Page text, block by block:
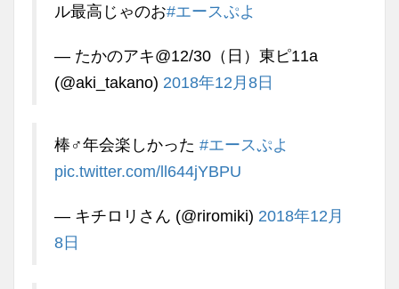
ル最高じゃのお#エースぷよ
— たかのアキ@12/30（日）東ピ11a
(@aki_takano) 2018年12月8日
棒♂年会楽しかった #エースぷよ
pic.twitter.com/ll644jYBPU
— キチロリさん (@riromiki) 2018年12月
8日